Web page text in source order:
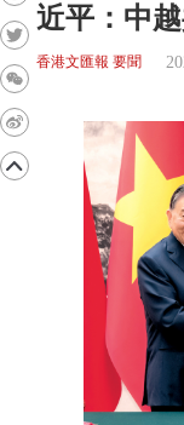
近平：中
香港文匯報 要聞